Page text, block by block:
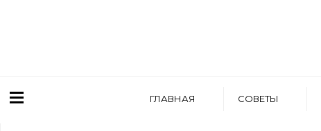
ГЛАВНАЯ СОВЕТЫ